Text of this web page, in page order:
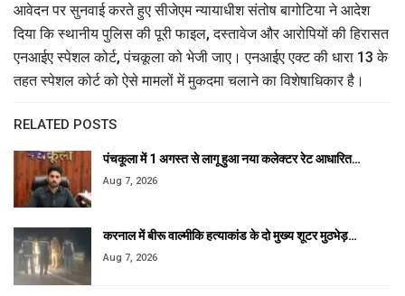
आवेदन पर सुनवाई करते हुए सीजेएम न्यायाधीश संतोष बागोटिया ने आदेश
दिया कि स्थानीय पुलिस की पूरी फाइल, दस्तावेज और आरोपियों की हिरासत
एनआईए स्पेशल कोर्ट, पंचकूला को भेजी जाए। एनआईए एक्ट की धारा 13 के
तहत स्पेशल कोर्ट को ऐसे मामलों में मुकदमा चलाने का विशेषाधिकार है।
RELATED POSTS
पंचकूला में 1 अगस्त से लागू हुआ नया कलेक्टर रेट आधारित…
Aug 7, 2026
करनाल में बीरू वाल्मीकि हत्याकांड के दो मुख्य शूटर मुठभेड़…
Aug 7, 2026